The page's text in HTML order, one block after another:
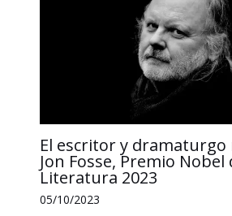
El escritor y
Jon Fosse, Premio Nobel
Literatura 2023
05/10/2023